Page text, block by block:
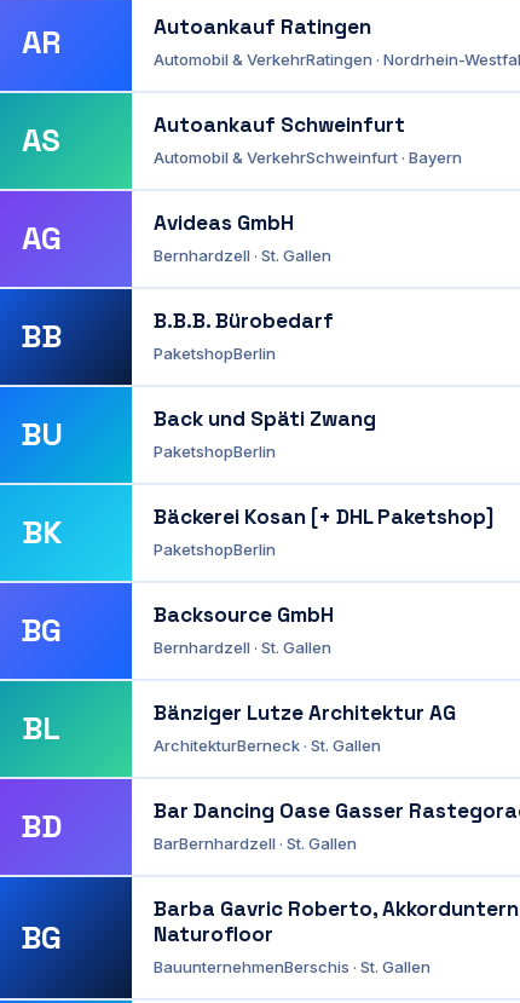
AR Autoankauf Ratingen
Automobil & VerkehrRatingen · Nordrhein-
AS Autoankauf Schweinfurt
Automobil & VerkehrSchweinfurt · Bayern
AG Avideas GmbH
Bernhardzell · St. Gallen
BB B.B.B. Bürobedarf
PaketshopBerlin
BU Back und Späti Zwang
PaketshopBerlin
BK Bäckerei Kosan [+ DHL Paketshop]
PaketshopBerlin
BG Backsource GmbH
Bernhardzell · St. Gallen
BL Bänziger Lutze Architektur AG
ArchitekturBerneck · St. Gallen
BD Bar Dancing Oase Gasser
BarBernhardzell · St. Gallen
BG
Barba Gavric Roberto,
Naturofloor
BauunternehmenBerschis · St. Gallen